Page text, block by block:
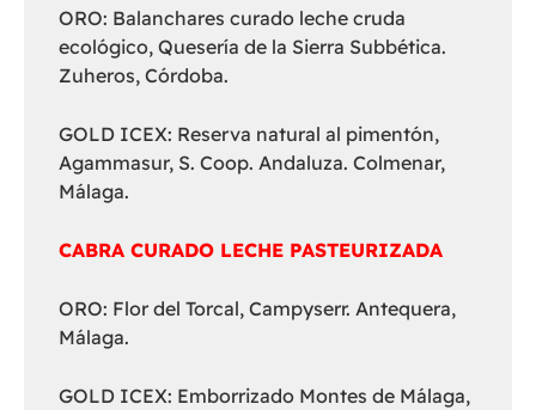
ORO: Balanchares curado leche cruda
ecológico, Quesería de la Sierra Subbética.
Zuheros, Córdoba.
GOLD ICEX: Reserva natural al pimentón,
Agammasur, S. Coop. Andaluza. Colmenar,
Málaga.
CABRA CURADO LECHE PASTEURIZADA
ORO: Flor del Torcal, Campyserr. Antequera,
Málaga.
GOLD ICEX: Emborrizado Montes de Málaga,